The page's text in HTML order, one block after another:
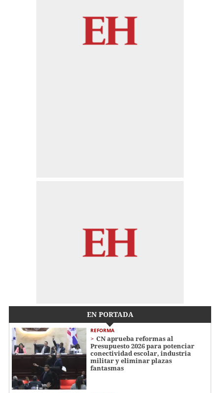
EN PORTADA
REFORMA
CN aprueba reformas al
Presupuesto 2026 para potenciar
conectividad escolar, industria
militar y eliminar plazas
fantasmas